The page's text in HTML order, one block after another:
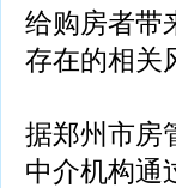
给购房者带
存在的相关
据郑州市房
中介机构通